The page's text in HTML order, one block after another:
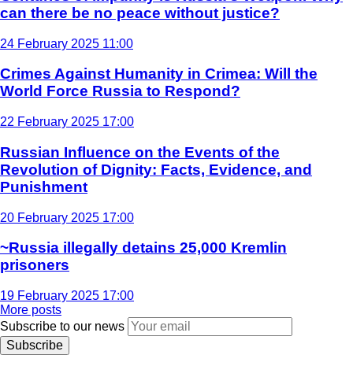
can there be no peace without justice?
24 February 2025 11:00
Crimes Against Humanity in Crimea: Will the
World Force Russia to Respond?
22 February 2025 17:00
Russian Influence on the Events of the
Revolution of Dignity: Facts, Evidence, and
Punishment
20 February 2025 17:00
~Russia illegally detains 25,000 Kremlin
prisoners
19 February 2025 17:00
More posts
Subscribe to our news
Subscribe